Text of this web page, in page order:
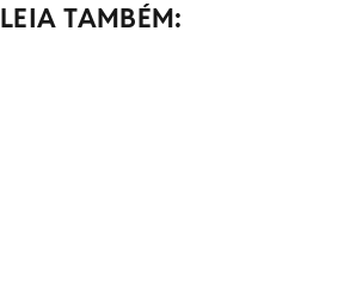
LEIA TAMBÉM: